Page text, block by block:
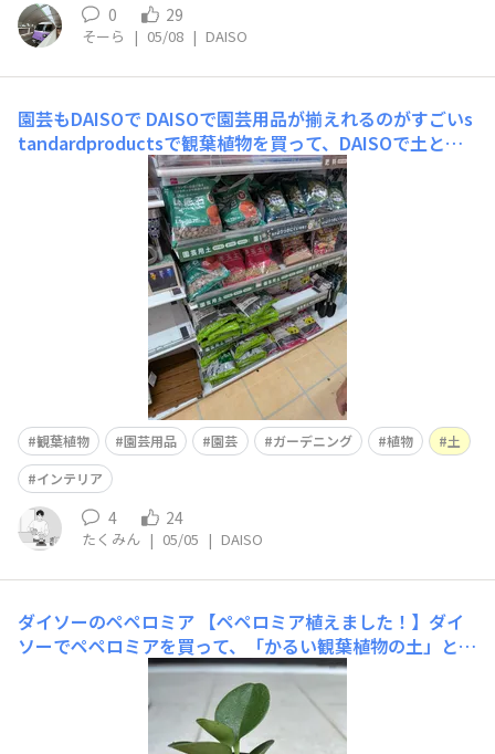
0 29
そーら | 05/08 | DAISO
園芸もDAISOで DAISOで園芸用品が揃えれるのがすごいs
tandardproductsで観葉植物を買って、DAISOで土とか
を買う流れにいつもなっています🍀
観葉植物 園芸用品 園芸 ガーデニング 植物
土
インテリア
4 24
たくみん | 05/05 | DAISO
ダイソーのペペロミア ​​【ペペロミア植えました！】​ダイ
ソーでペペロミアを買って、「かるい観葉植物の土」とダ
イソーの3.5号のプラスチック鉢に植えてみました！これ
から大きく育てていきたいです！